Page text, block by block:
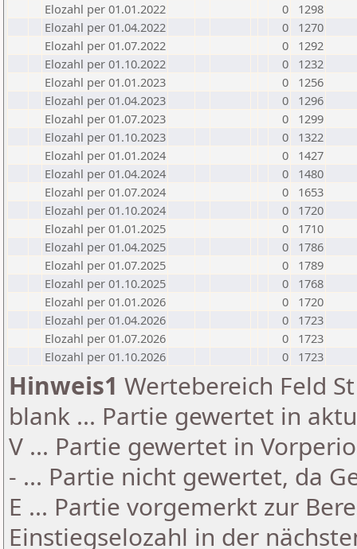
Elozahl per 01.01.2022
0
1298
Elozahl per 01.04.2022
0
1270
Elozahl per 01.07.2022
0
1292
Elozahl per 01.10.2022
0
1232
Elozahl per 01.01.2023
0
1256
Elozahl per 01.04.2023
0
1296
Elozahl per 01.07.2023
0
1299
Elozahl per 01.10.2023
0
1322
Elozahl per 01.01.2024
0
1427
Elozahl per 01.04.2024
0
1480
Elozahl per 01.07.2024
0
1653
Elozahl per 01.10.2024
0
1720
Elozahl per 01.01.2025
0
1710
Elozahl per 01.04.2025
0
1786
Elozahl per 01.07.2025
0
1789
Elozahl per 01.10.2025
0
1768
Elozahl per 01.01.2026
0
1720
Elozahl per 01.04.2026
0
1723
Elozahl per 01.07.2026
0
1723
Elozahl per 01.10.2026
0 1723
Hinweis1 Wertebereich Feld
blank ... Partie gewertet in
V ... Partie gewertet in
- ... Partie nicht gewertet, da
E ... Partie vorgemerkt zur
Einstiegselozahl in der